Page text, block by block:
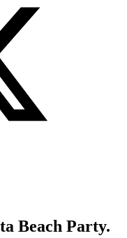
Beach Party.